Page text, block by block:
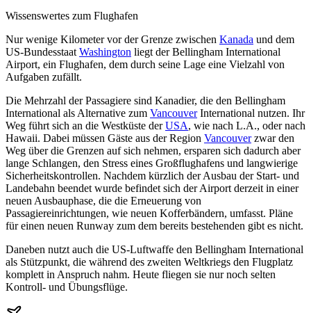
Wissenswertes zum Flughafen
Nur wenige Kilometer vor der Grenze zwischen Kanada und dem
US-BundesstaatWashington liegt der Bellingham International
Airport, ein Flughafen, dem durch seine Lage eine Vielzahl von
Aufgaben zufällt.
Die Mehrzahl der Passagiere sind Kanadier, die den Bellingham
International als Alternative zum VancouverInternational nutzen. Ihr
Weg führt sich an die Westküste derUSA, wie nach L.A., oder nach
Hawaii. Dabei müssen Gäste aus der Region Vancouverzwar den
Weg über die Grenzen auf sich nehmen, ersparen sich dadurch aber
lange Schlangen, den Stress eines Großflughafens und langwierige
Sicherheitskontrollen. Nachdem kürzlich der Ausbau der Start- und
Landebahn beendet wurde befindet sich der Airport derzeit in einer
neuen Ausbauphase, die die Erneuerung von
Passagiereinrichtungen, wie neuen Kofferbändern, umfasst. Pläne
für einen neuen Runway zum dem bereits bestehenden gibt es nicht.
Daneben nutzt auch die US-Luftwaffe den Bellingham International
als Stützpunkt, die während des zweiten Weltkriegs den Flugplatz
komplett in Anspruch nahm. Heute fliegen sie nur noch selten
Kontroll- und Übungsflüge.